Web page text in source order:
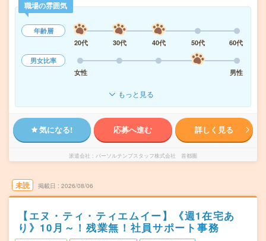
職場の雰囲気
年齢層
20代
30代 40代 50代
60代
男女比率
女性
男性
もっと見る
気になる! 応募へ進む 詳しく見る
派遣会社 パーソルテンプスタッフ株式会社 首都圏
未読 掲載日 2026/08/06
【エヌ・ティ・ティエムイー】《週1在宅あ
り》10月～！残業無！社員サポート事務